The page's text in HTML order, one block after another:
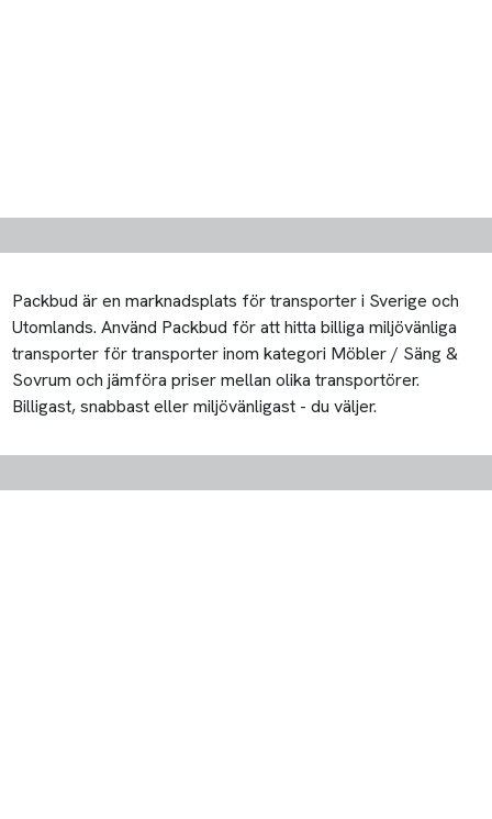
Packbud är en marknadsplats för transporter i Sverige och
Utomlands. Använd Packbud för att hitta billiga miljövänliga
transporter för transporter inom kategori Möbler / Säng &
Sovrum och jämföra priser mellan olika transportörer.
Billigast, snabbast eller miljövänligast - du väljer.